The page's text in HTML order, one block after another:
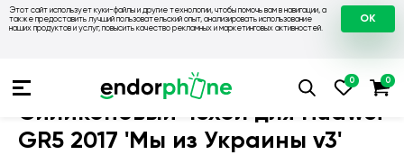
Этот сайт использует куки-файлы и другие технологии, чтобы помочь вам в навигации, а
также предоставить лучший пользовательский опыт, анализировать использование
наших продуктов и услуг, повысить качество рекламных и маркетинговых активностей.
OK
Чехлы на Huawei Чехол для Huawei
Силиконовый чехол для Huawei
GR5 2017 'Мы из Украины v3'